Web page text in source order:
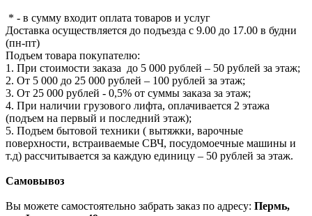
* - в сумму входит оплата товаров и услуг
Доставка осуществляется до подъезда с 9.00 до 17.00 в будни
(пн-пт)
Подъем товара покупателю:
1. При стоимости заказа до 5 000 рублей – 50 рублей за этаж;
2. От 5 000 до 25 000 рублей – 100 рублей за этаж;
3. От 25 000 рублей - 0,5% от суммы заказа за этаж;
4. При наличии грузового лифта, оплачивается 2 этажа
(подъем на первый и последний этаж);
5. Подъем бытовой техники ( вытяжки, варочные
поверхности, встраиваемые СВЧ, посудомоечные машины и
т.д) рассчитывается за каждую единицу – 50 рублей за этаж.
Самовывоз
Вы можете самостоятельно забрать заказ по адресу: Пермь,